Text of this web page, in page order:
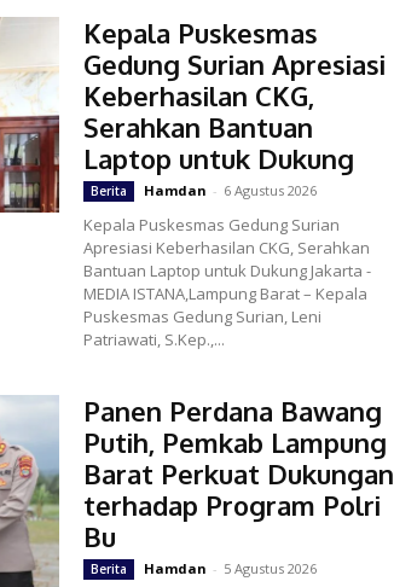
Kepala Puskesmas
Gedung Surian Apresiasi
Keberhasilan CKG,
Serahkan Bantuan
Laptop untuk Dukung
Berita Hamdan - 6 Agustus 2026
Kepala Puskesmas Gedung Surian
Apresiasi Keberhasilan CKG, Serahkan
Bantuan Laptop untuk Dukung Jakarta -
MEDIA ISTANA,Lampung Barat – Kepala
Puskesmas Gedung Surian, Leni
Patriawati, S.Kep.,...
Panen Perdana Bawang
Putih, Pemkab Lampung
Barat Perkuat Dukungan
terhadap Program Polri
Bu
Berita Hamdan - 5 Agustus 2026